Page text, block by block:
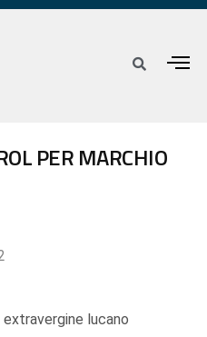
PER MARCHIO
lucano